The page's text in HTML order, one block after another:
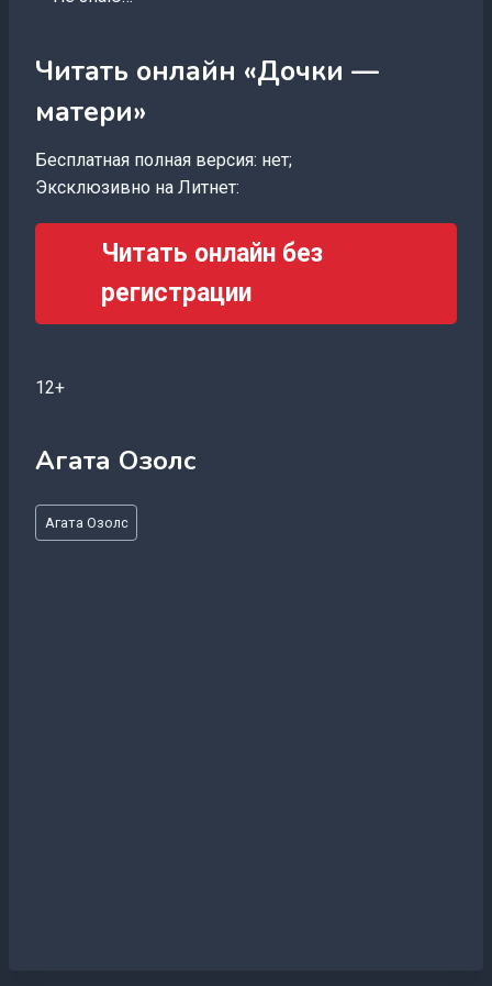
Читать онлайн «Дочки —
матери»
Бесплатная полная версия: нет;
Эксклюзивно на Литнет:
Читать онлайн без
регистрации
12+
Агата Озолс
Метки
записи:
Агата Озолс